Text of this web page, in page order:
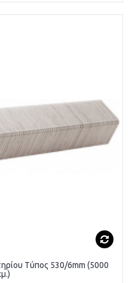
Τύπος 530/6mm (5000